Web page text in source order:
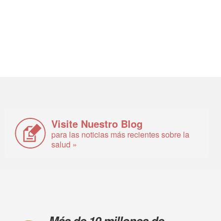
Visite Nuestro Blog
para las noticias más recientes sobre la
salud »